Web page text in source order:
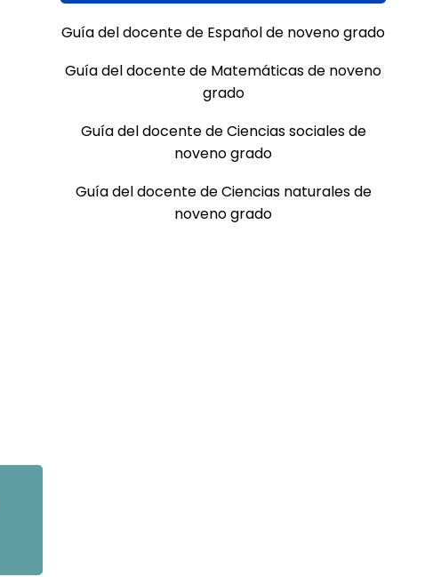
Guía del docente de Español de noveno grado
Guía del docente de Matemáticas de noveno
grado
Guía del docente de Ciencias sociales de
noveno grado
Guía del docente de Ciencias naturales de
noveno grado